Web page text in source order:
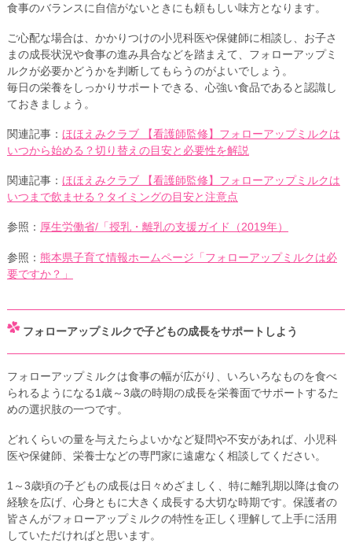
食事のバランスに自信がないときにも頼もしい味方となります。
ご心配な場合は、かかりつけの小児科医や保健師に相談し、お子さ
まの成長状況や食事の進み具合などを踏まえて、フォローアップミ
ルクが必要かどうかを判断してもらうのがよいでしょう。
毎日の栄養をしっかりサポートできる、心強い食品であると認識し
ておきましょう。
関連記事： ほほえみクラブ 【看護師監修】フォローアップミルクは
いつから始める？切り替えの目安と必要性を解説
関連記事： ほほえみクラブ 【看護師監修】フォローアップミルクは
いつまで飲ませる？タイミングの目安と注意点
参照： 厚生労働省/「授乳・離乳の支援ガイド（2019年）
参照： 熊本県子育て情報ホームページ「フォローアップミルクは必
要ですか？」
フォローアップミルクで子どもの成長をサポートしよう
フォローアップミルクは食事の幅が広がり、いろいろなものを食べ
られるようになる1歳～3歳の時期の成長を栄養面でサポートするた
めの選択肢の一つです。
どれくらいの量を与えたらよいかなど疑問や不安があれば、小児科
医や保健師、栄養士などの専門家に遠慮なく相談してください。
1～3歳頃の子どもの成長は日々めざましく、特に離乳期以降は食の
経験を広げ、心身ともに大きく成長する大切な時期です。保護者の
皆さんがフォローアップミルクの特性を正しく理解して上手に活用
していただければと思います。